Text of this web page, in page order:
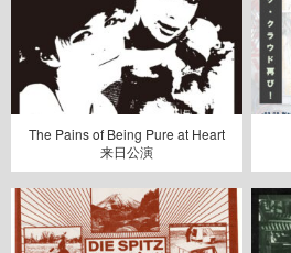
The Pains of Being Pure at Heart
来日公演